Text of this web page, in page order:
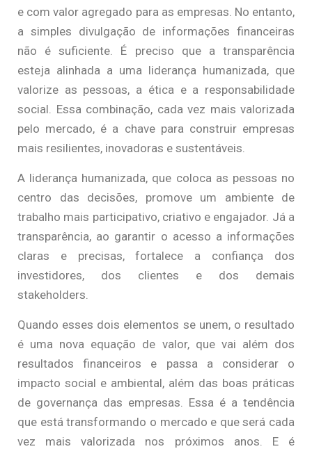
e com valor agregado para as empresas. No entanto,
a simples divulgação de informações financeiras
não é suficiente. É preciso que a transparência
esteja alinhada a uma liderança humanizada, que
valorize as pessoas, a ética e a responsabilidade
social. Essa combinação, cada vez mais valorizada
pelo mercado, é a chave para construir empresas
mais resilientes, inovadoras e sustentáveis.
A liderança humanizada, que coloca as pessoas no
centro das decisões, promove um ambiente de
trabalho mais participativo, criativo e engajador. Já a
transparência, ao garantir o acesso a informações
claras e precisas, fortalece a confiança dos
investidores, dos clientes e dos demais
stakeholders.
Quando esses dois elementos se unem, o resultado
é uma nova equação de valor, que vai além dos
resultados financeiros e passa a considerar o
impacto social e ambiental, além das boas práticas
de governança das empresas. Essa é a tendência
que está transformando o mercado e que será cada
vez mais valorizada nos próximos anos. E é